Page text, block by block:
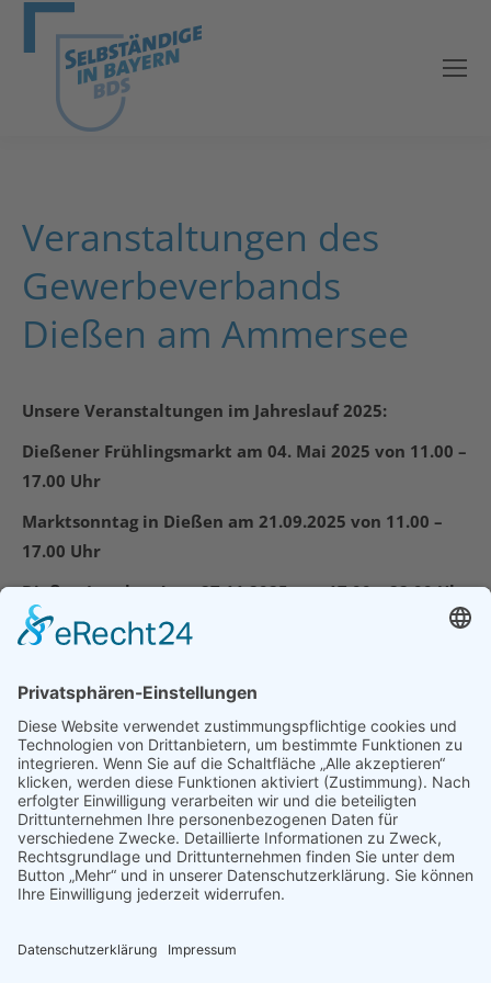
Veranstaltungen des
Gewerbeverbands
Dießen am Ammersee
Unsere Veranstaltungen im Jahreslauf 2025:
Dießener Frühlingsmarkt am 04. Mai 2025 von 11.00 –
17.00 Uhr
Marktsonntag in Dießen am 21.09.2025 von 11.00 –
17.00 Uhr
Dießen Leuchtet! am 27.11.2025 von 17.00 – 22.00 Uhr
AUGUST, 2026
NO EVENTS
Unsere Mitglieder profitieren von dem regelmäßigen
Austausch auf jährlichrund 2.500 BDS
Veranstaltungenin Bayern. Besuchen Sie uns doch auf
eine unserer nächsten Veranstaltungen, wir freuen uns auf